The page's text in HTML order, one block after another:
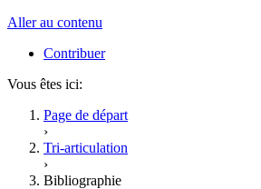
Aller au contenu
Contribuer
Vous êtes ici:
Page de départ
›
Tri-articulation
›
Bibliographie